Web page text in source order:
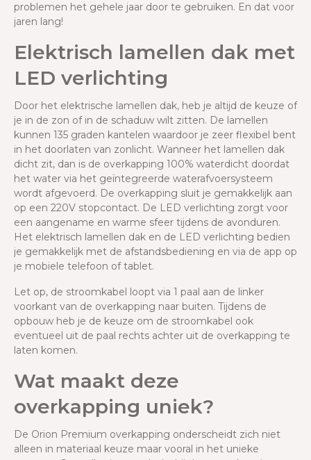
problemen het gehele jaar door te gebruiken. En dat voor
jaren lang!
Elektrisch lamellen dak met
LED verlichting
Door het elektrische lamellen dak, heb je altijd de keuze of
je in de zon of in de schaduw wilt zitten. De lamellen
kunnen 135 graden kantelen waardoor je zeer flexibel bent
in het doorlaten van zonlicht. Wanneer het lamellen dak
dicht zit, dan is de overkapping 100% waterdicht doordat
het water via het geïntegreerde waterafvoersysteem
wordt afgevoerd. De overkapping sluit je gemakkelijk aan
op een 220V stopcontact. De LED verlichting zorgt voor
een aangename en warme sfeer tijdens de avonduren.
Het elektrisch lamellen dak en de LED verlichting bedien
je gemakkelijk met de afstandsbediening en via de app op
je mobiele telefoon of tablet.
Let op, de stroomkabel loopt via 1 paal aan de linker
voorkant van de overkapping naar buiten. Tijdens de
opbouw heb je de keuze om de stroomkabel ook
eventueel uit de paal rechts achter uit de overkapping te
laten komen.
Wat maakt deze
overkapping uniek?
De Orion Premium overkapping onderscheidt zich niet
alleen in materiaal keuze maar vooral in het unieke